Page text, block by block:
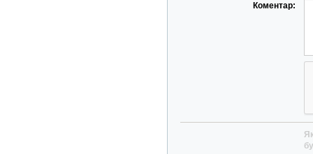
Коментар: